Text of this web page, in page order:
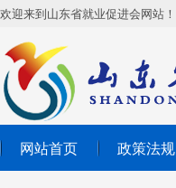
欢迎来到山东省就业促进会网站！
网站首页 政策法规